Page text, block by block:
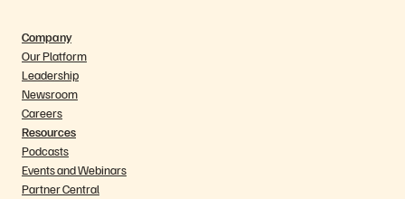
Company
Our Platform
Leadership
Newsroom
Careers
Resources
Podcasts
Events and Webinars
Partner Central